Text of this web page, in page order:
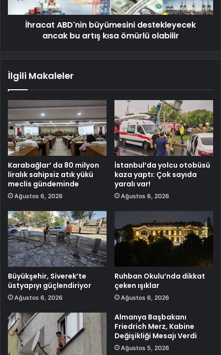
İhracat ABD'nin büyümesini destekleyecek
ancak bu artış kısa ömürlü olabilir
İlgili Makaleler
Karabağlar’ da 80 milyon
liralık sahipsiz atık yükü
meclis gündeminde
Ağustos 6, 2026
İstanbul’da yolcu otobüsü
kaza yaptı: Çok sayıda
yaralı var!
Ağustos 6, 2026
Büyükşehir, Siverek’te
üstyapıyı güçlendiriyor
Ağustos 6, 2026
Ruhban Okulu’nda dikkat
çeken ışıklar
Ağustos 6, 2026
Almanya Başbakanı
Friedrich Merz, Kabine
Değişikliği Mesajı Verdi
Ağustos 5, 2026